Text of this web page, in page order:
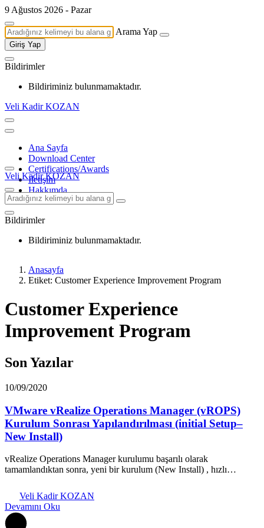
9 Ağustos 2026 - Pazar
Arama Yap
Giriş Yap
Bildirimler
Bildiriminiz bulunmamaktadır.
Veli Kadir KOZAN
Ana Sayfa
Download Center
Certifications/Awards
İletişim
Hakkımda
Veli Kadir KOZAN
Bildirimler
Bildiriminiz bulunmamaktadır.
Anasayfa
Etiket: Customer Experience Improvement Program
Customer Experience
Improvement Program
Son Yazılar
10/09/2020
VMware vRealize Operations Manager (vROPS)
Kurulum Sonrası Yapılandırılması (initial Setup–
New Install)
vRealize Operations Manager kurulumu başarılı olarak
tamamlandıktan sonra, yeni bir kurulum (New Install) , hızlı…
Veli Kadir KOZAN
Devamını Oku